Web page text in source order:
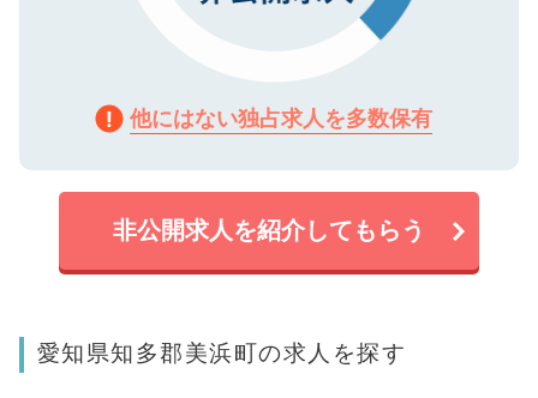
他にはない独占求人を多数保有
非公開求人を紹介してもらう
愛知県知多郡美浜町の求人を探す